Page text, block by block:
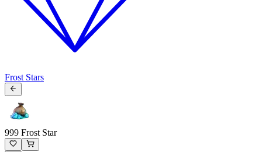
Frost Stars
999 Frost Star